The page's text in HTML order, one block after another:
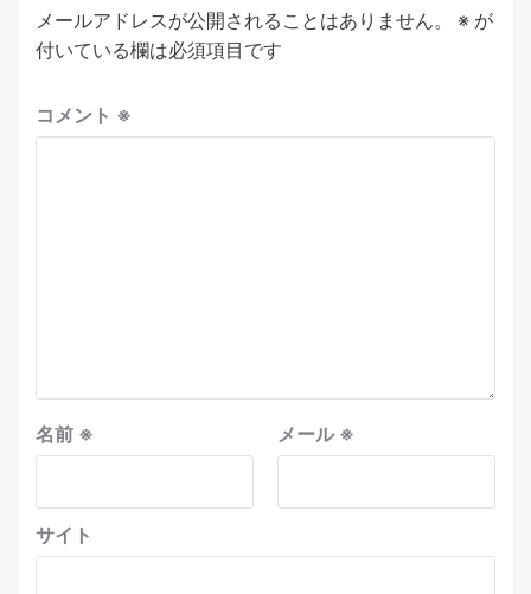
メールアドレスが公開されることはありません。 ※が
付いている欄は必須項目です
コメント ※
名前 ※ メール※
サイト